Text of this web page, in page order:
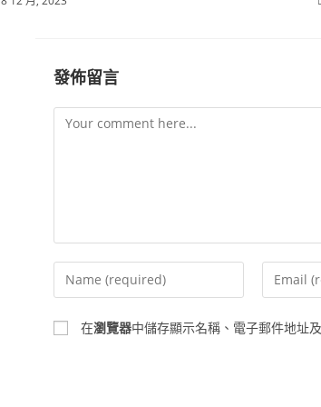
發佈留言
在瀏覽器中儲存顯示名稱、電子郵件地址